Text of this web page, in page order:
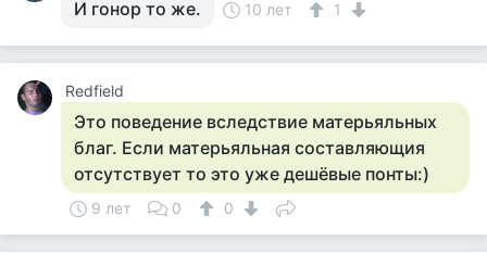
И гонор то же. 10 лет 1
­ Redfield ­
Это поведение вследствие матерьяльных
благ. Если матерьяльная составляющия
отсутствует то это уже дешёвые понты:)
9 лет 0 0